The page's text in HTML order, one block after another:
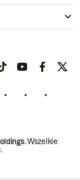
Wszelkie